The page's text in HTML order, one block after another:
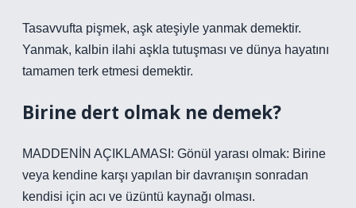
Tasavvufta pişmek, aşk ateşiyle yanmak demektir.
Yanmak, kalbin ilahi aşkla tutuşması ve dünya hayatını
tamamen terk etmesi demektir.
Birine dert olmak ne demek?
MADDENİN AÇIKLAMASI: Gönül yarası olmak: Birine
veya kendine karşı yapılan bir davranışın sonradan
kendisi için acı ve üzüntü kaynağı olması.